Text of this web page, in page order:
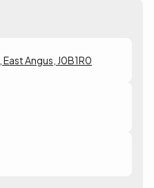
Angus, J0B1R0